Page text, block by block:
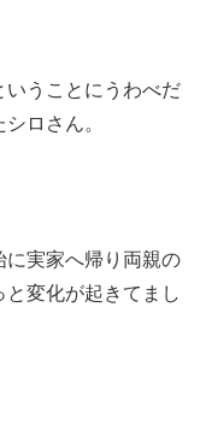
いうことにうわべだ
ロさん。
に実家へ帰り両親の
変化が起きてまし